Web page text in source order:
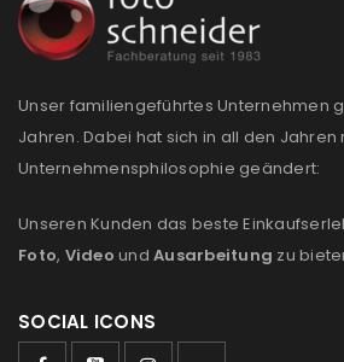
Unser familiengeführtes Unternehmen
Jahren. Dabei hat sich in all den Jahren
Unternehmensphilosophie geändert:
Unseren Kunden das beste
Foto, Video und Ausarbeitung zu
SOCIAL ICONS